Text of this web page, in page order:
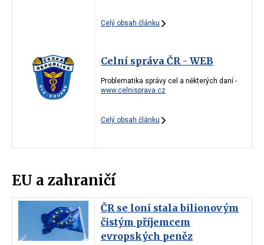
Celý obsah článku
Celní správa ČR - WEB
Problematika správy cel a některých daní -
www.celnisprava.cz
Celý obsah článku
EU a zahraničí
ČR se loni stala bilionovým
čistým příjemcem
evropských peněz